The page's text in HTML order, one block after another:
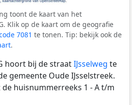
toont de kaart van het
Klik op de kaart om de geografie
7081 te tonen. Tip: bekijk ook de
.
hoort bij de straatIJsselweg te
gemeente Oude IJsselstreek.
huisnummerreeks 1 - A t/m